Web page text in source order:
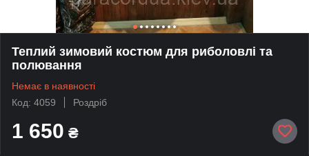
Теплий зимовий костюм для риболовлі та
полювання
Немає в наявності
Код: 4059
Роздріб
1 650 ₴